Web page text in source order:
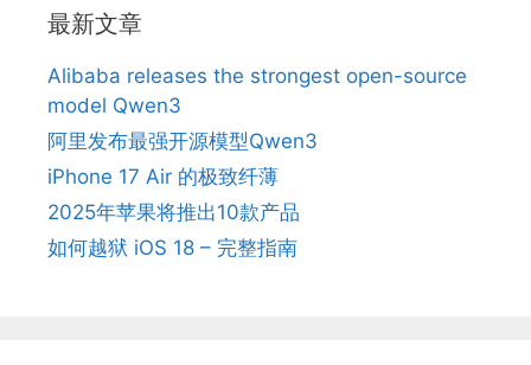
最新文章
Alibaba releases the strongest open-source
model Qwen3
阿里发布最强开源模型Qwen3
iPhone 17 Air 的极致纤薄
2025年苹果将推出10款产品
如何越狱 iOS 18 – 完整指南